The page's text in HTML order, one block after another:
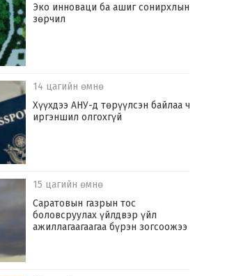
Эко инноваци ба ашиг сонирхлын
зөрчил
14 цагийн өмнө
Хүүхдээ АНУ-д төрүүлсэн байлаа ч
иргэншил олгохгүй
15 цагийн өмнө
Саратовын газрын тос
боловсруулах үйлдвэр үйл
ажиллагаагаагаа бүрэн зогсоожээ